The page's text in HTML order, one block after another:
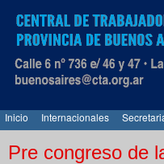
Inicio Internacionales
Pre congreso de